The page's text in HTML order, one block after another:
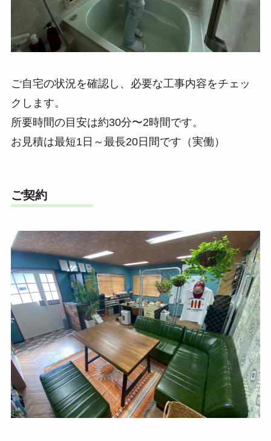
ご自宅の状況を確認し、必要な工事内容をチェッ
クします。
所要時間の目安は約30分〜2時間です。
お見積は最短1日～最長20日間です（実働）
ご契約